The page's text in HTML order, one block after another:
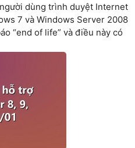
dùng trình duyệt Internet
7 và Windows Server 2008
“end of life” và điều này có